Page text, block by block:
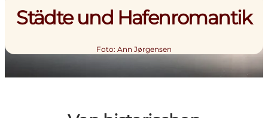
Städte und Hafenromantik
Foto: Ann Jørgensen